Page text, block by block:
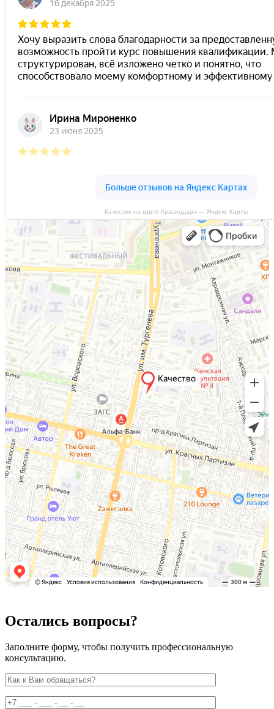
Качество на карте Краснодара — Яндекс Карты
Остались вопросы?
Заполните форму, чтобы получить профессиональную
консультацию.